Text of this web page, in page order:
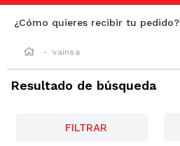
¿Cómo quieres recibir tu pedido?
vainsa
Resultado de búsqueda
FILTRAR